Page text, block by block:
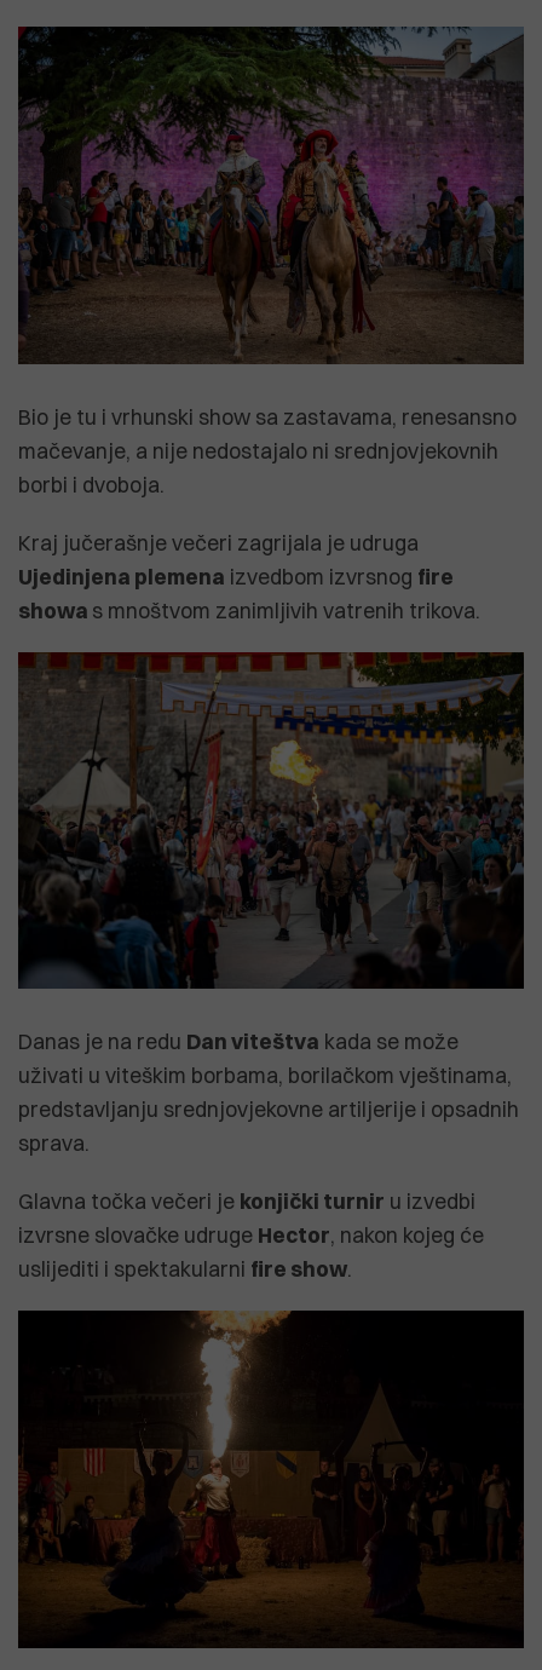
Bio je tu i vrhunski show sa zastavama, renesansno
mačevanje, a nije nedostajalo ni srednjovjekovnih
borbi i dvoboja.
Kraj jučerašnje večeri zagrijala je udruga
Ujedinjena plemena izvedbom izvrsnog fire
showa s mnoštvom zanimljivih vatrenih trikova.
Danas je na redu Dan viteštva kada se može
uživati u viteškim borbama, borilačkom vještinama,
predstavljanju srednjovjekovne artiljerije i opsadnih
sprava.
Glavna točka večeri je konjički turnir u izvedbi
izvrsne slovačke udruge Hector, nakon kojeg će
uslijediti i spektakularni fire show.